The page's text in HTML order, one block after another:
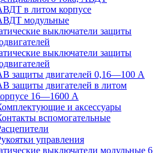
в литом корпусе
модульные
выключатели защиты
выключатели защиты
защиты двигателей 0,16—100 А
защиты двигателей в литом
16—1600 А
и аксессуары
вспомогательные
управления
выключатели модульные 6